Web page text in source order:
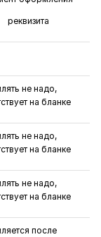
реквизита
не надо,
на бланке
не надо,
на бланке
не надо,
на бланке
после